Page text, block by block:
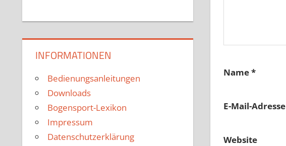
Name*
E-Mail-Adresse
Website
INFORMATIONEN
Bedienungsanleitungen
Downloads
Bogensport-Lexikon
Impressum
Datenschutzerklärung